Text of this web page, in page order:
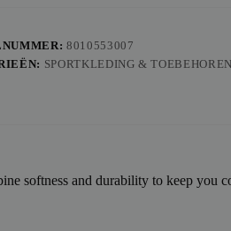
8010553007
SPORTKLEDING & TOEBEHOREN
softness and durability to keep you